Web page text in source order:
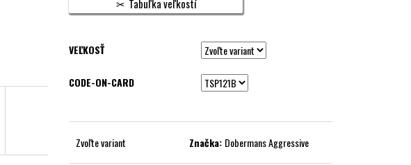
Tabuľka veľkostí
VEĽKOSŤ
CODE-ON-CARD
Zvoľte variant Značka: Dobermans Aggressive